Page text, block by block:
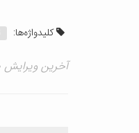
کلیدواژه‌ها:
آخرین ویرایش ۱۰ اسفند ۱۴۰۱